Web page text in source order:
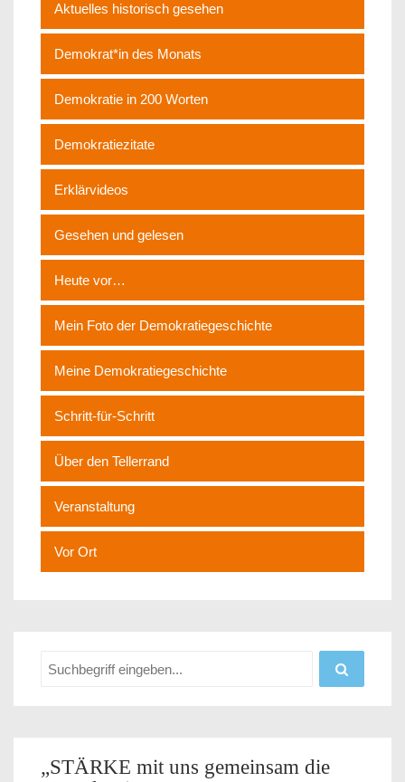
Aktuelles historisch gesehen
Demokrat*in des Monats
Demokratie in 200 Worten
Demokratiezitate
Erklärvideos
Gesehen und gelesen
Heute vor…
Mein Foto der Demokratiegeschichte
Meine Demokratiegeschichte
Schritt-für-Schritt
Über den Tellerrand
Veranstaltung
Vor Ort
„STÄRKE mit uns gemeinsam die